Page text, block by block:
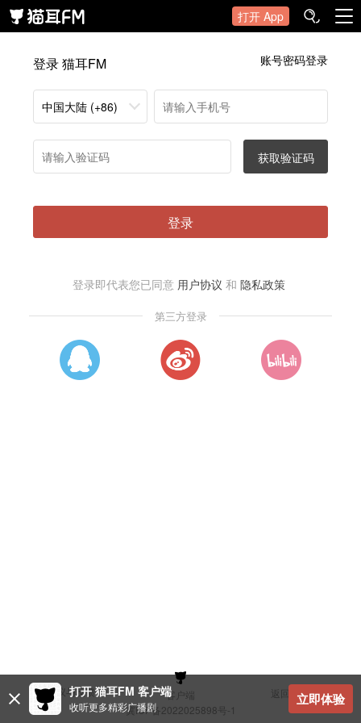
打开 App
登录 猫耳FM 账号密码登录
中国大陆 (+86)
获取验证码
登录
登录即代表您已同意 用户协议 和 隐私政策
第三方登录
建议与反馈 客户端
返回顶部
冀ICP备2022025898号-1
打开 猫耳FM 客户端
收听更多精彩广播剧 立即体验